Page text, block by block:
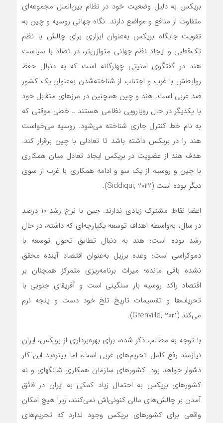
بریکس به دلیل وضعیت خود در نظام بین‌الملل مجموعه‌ای
متفاوت از منافع و مواضع دارند. نگاه جهانی روسیه و چین به
تقویت جایگاه بریکس به‌عنوان ابزاری برای چالش با نظم
تک‌قطبی و ایجاد نظم جهانی متوازن‌تر، در تضاد با سیاست
هند در گفتگوی امنیتی چهارگانه است که به دنبال حفظ
روابطش با غرب و اجتناب از شناخته‌شدن به‌عنوان یک کشور
ضد غربی است. هند و چین همچنین در مرزهای متقابل خود
با یکدیگر در حال رویارویی نظامی هستند ـ خطی موقتی که
به نام خط کنترل جاری شناخته می‌شود. روسیه می‌خواست
هند را در بریکس داشته باشد تا تعادلی با چین برقرار کند.
هدف هند از عضویت در بریکس ایجاد تعادل میان همکاری
با چین و روسیه از یک سو و ادامه همکاری با غرب از سوی
دیگر بوده است (Siddiqui, 2022).
اعضا نقاط مشترک زیادی ندارند: چین با نرخ رشد ۱۰ درصد
در سال، به‌واسطه اهداف توسعه یکپارچه‌ای که داشته، در حال
رشد بوده است؛ هند به دنبال تطابق تحول توسعه با
دموکراسی است؛ وعده برزیل به‌عنوان اقتصاد آینده محقق
نشده باقی مانده؛ میراث برنامه‌ریزی متمرکز همچنان بر
اقتصاد راکد روسیه بار سنگینی است و آفریقای جنوبی با
تحریف‌ها و تقسیمات تاریخ تلخ خود دست و پنجه نرم
می‌کند (Grenville, 2021).
با توجه به مطالب ذکر شده، برای بهره‌برداری از بریکس، ایران
نیازمند رفع کامل تحریم‌های غربی است، اما بی‎تردید این کار
دشوار خواهد بود. کشورهای سازمان همکاری شانگهای و نه
کشورهای بریکس به احتمال زیاد کمکی به ایران در فائق
آمدن بر چالش‌های مالی کنونی‌اش نمی‌کنند، زیرا هیچ امکان
واقعی برای کشورهای بریکس وجود ندارد که تحریم‌های